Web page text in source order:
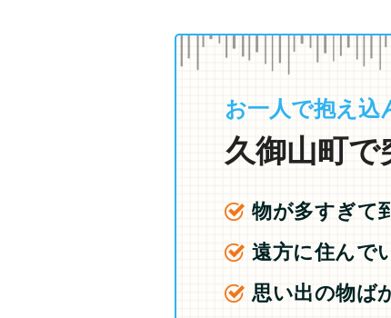
お一人で抱え込
久御山町で
物が多すぎて
遠方に住んで
思い出の物ば